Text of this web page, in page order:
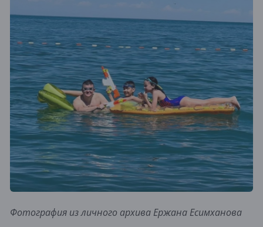
Фотография из личного архива Ержана Есимханова